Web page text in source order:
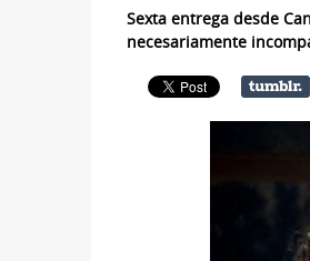
Sexta entrega desde
necesariamente